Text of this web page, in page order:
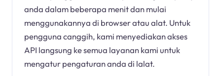
anda dalam beberapa menit dan mulai
menggunakannya di browser atau alat. Untuk
pengguna canggih, kami menyediakan akses
API langsung ke semua layanan kami untuk
mengatur pengaturan anda di lalat.